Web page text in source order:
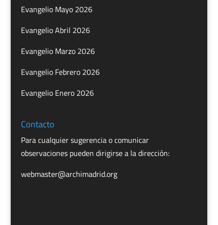
Evangelio Mayo 2026
Evangelio Abril 2026
Evangelio Marzo 2026
Evangelio Febrero 2026
Evangelio Enero 2026
Contacto
Para cualquier sugerencia o comunicar
observaciones pueden dirigirse a la dirección:
webmaster@archimadrid.org